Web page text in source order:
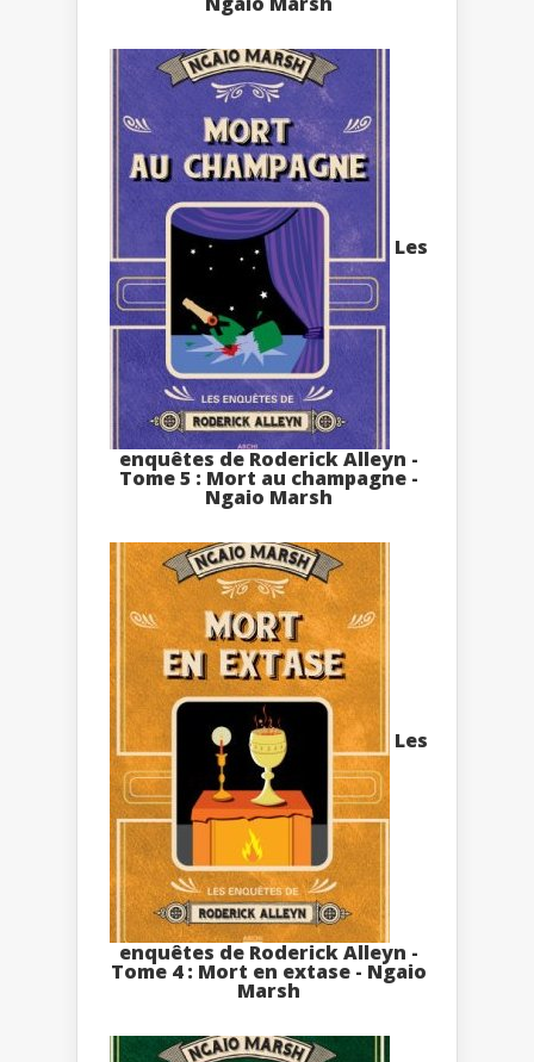
Les
enquêtes de Roderick Alleyn -
Tome 5 : Mort au champagne -
Ngaio Marsh
Les
enquêtes de Roderick Alleyn -
Tome 4 : Mort en extase - Ngaio
Marsh